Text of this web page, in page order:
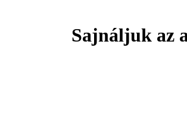
Sajnáljuk az